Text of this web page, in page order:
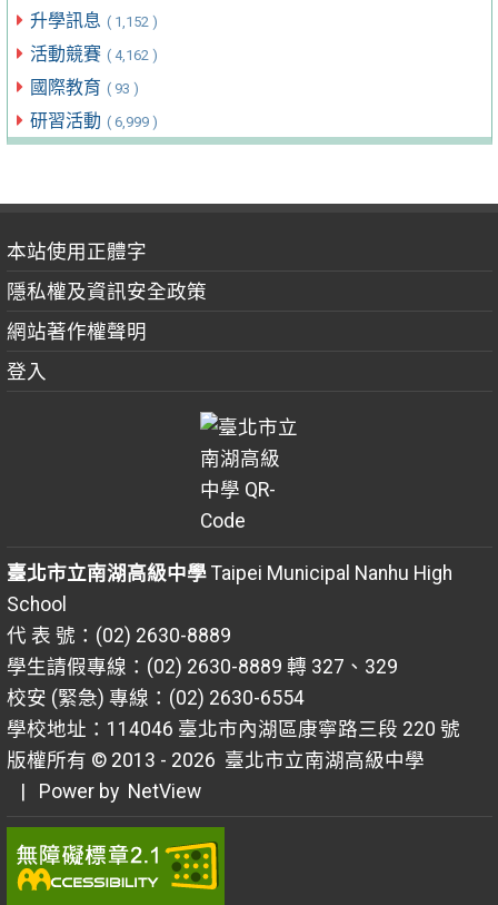
升學訊息 ( 1,152 )
活動競賽 ( 4,162 )
國際教育 ( 93 )
研習活動 ( 6,999 )
本站使用正體字
隱私權及資訊安全政策
網站著作權聲明
登入
臺北市立南湖高級中學Taipei Municipal Nanhu High
School
代 表 號：(02) 2630-8889
學生請假專線：(02) 2630-8889 轉 327、329
校安 (緊急) 專線：(02) 2630-6554
學校地址：114046 臺北市內湖區康寧路三段 220 號
版權所有 © 2013 - 2026 臺北市立南湖高級中學
| Power by NetView